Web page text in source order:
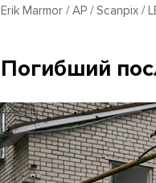
Erik Marmor / AP / Scanpix /
Погибший